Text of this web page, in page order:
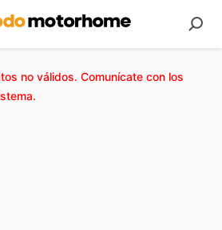
no válidos. Comunícate con los